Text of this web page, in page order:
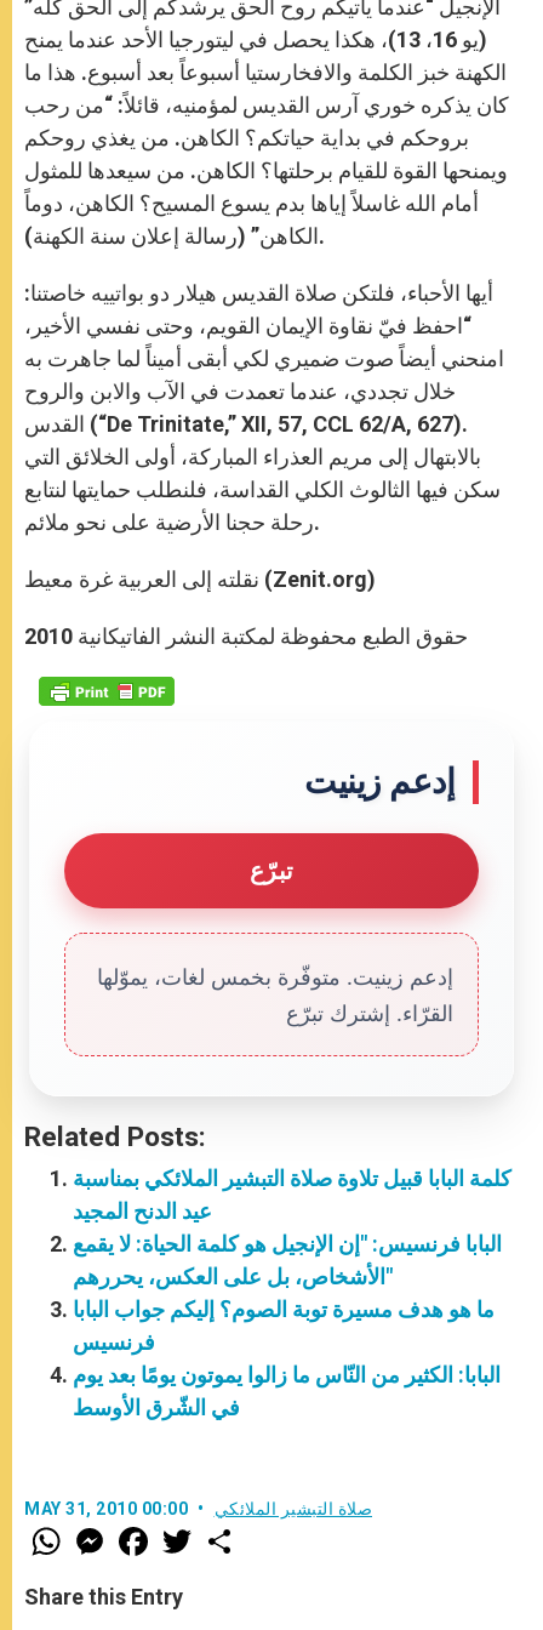
الإنجيل “عندما يأتيكم روح الحق يرشدكم إلى الحق كله”
(يو 16، 13)، هكذا يحصل في ليتورجيا الأحد عندما يمنح
الكهنة خبز الكلمة والافخارستيا أسبوعاً بعد أسبوع. هذا ما
كان يذكره خوري آرس القديس لمؤمنيه، قائلاً: “من رحب
بروحكم في بداية حياتكم؟ الكاهن. من يغذي روحكم
ويمنحها القوة للقيام برحلتها؟ الكاهن. من سيعدها للمثول
أمام الله غاسلاً إياها بدم يسوع المسيح؟ الكاهن، دوماً
الكاهن” (رسالة إعلان سنة الكهنة).
أيها الأحباء، فلتكن صلاة القديس هيلار دو بواتييه خاصتنا:
“احفظ فيّ نقاوة الإيمان القويم، وحتى نفسي الأخير،
امنحني أيضاً صوت ضميري لكي أبقى أميناً لما جاهرت به
خلال تجددي، عندما تعمدت في الآب والابن والروح
القدس (“De Trinitate,” XII, 57, CCL 62/A, 627).
بالابتهال إلى مريم العذراء المباركة، أولى الخلائق التي
سكن فيها الثالوث الكلي القداسة، فلنطلب حمايتها لنتابع
رحلة حجنا الأرضية على نحو ملائم.
نقلته إلى العربية غرة معيط (Zenit.org)
حقوق الطبع محفوظة لمكتبة النشر الفاتيكانية 2010
إدعم زينيت
تبرّع
إدعم زينيت. متوفّرة بخمس لغات، يموّلها
القرّاء. إشترك تبرّع
Related Posts:
كلمة البابا قبيل تلاوة صلاة التبشير الملائكي بمناسبة
عيد الدنح المجيد
البابا فرنسيس: "إن الإنجيل هو كلمة الحياة: لا يقمع
الأشخاص، بل على العكس، يحررهم"
ما هو هدف مسيرة توبة الصوم؟ إليكم جواب البابا
فرنسيس
البابا: الكثير من النّاس ما زالوا يموتون يومًا بعد يوم
في الشّرق الأوسط
MAY 31, 2010 00:00 صلاة التبشير الملائكي
W
h
t
s
M
e
s
e
F
a
e
b
w
Share this Entry